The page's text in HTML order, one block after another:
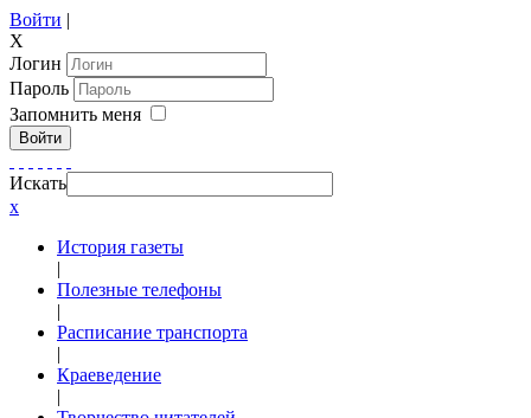
Войти |
X
Логин
Пароль
Запомнить меня
Войти
Искать
x
История газеты
|
Полезные телефоны
|
Расписание транспорта
|
Краеведение
|